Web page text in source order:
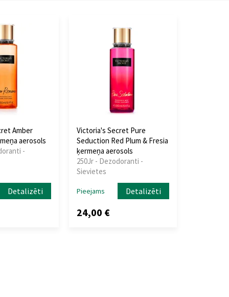
Amber
aerosols
-
Detalizēti
Victoria's Secret Pure
Seduction Red Plum & Fresia
ķermeņa aerosols
250Jr - Dezodoranti -
Sievietes
Pieejams Detalizēti
24,00 €